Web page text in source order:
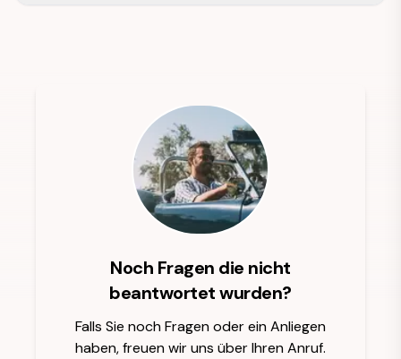
Noch Fragen die nicht
beantwortet wurden?
Falls Sie noch Fragen oder ein Anliegen
haben, freuen wir uns über Ihren Anruf.